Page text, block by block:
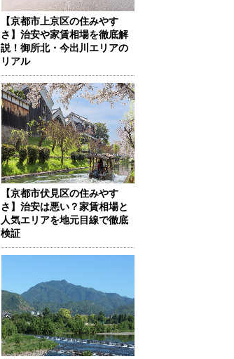
【京都市上京区の住みやす
さ】治安や家賃相場を徹底解
説！御所北・今出川エリアの
リアル
【京都市伏見区の住みやす
さ】治安は悪い？家賃相場と
人気エリアを地元目線で徹底
検証